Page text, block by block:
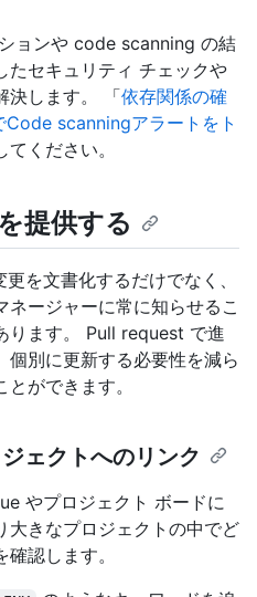
ョンや code scanning の結
たセキュリティ チェックや
決します。 「依存関係の確
Code scanningアラートをト
てください。
提供する
を文書化するだけでなく、
ネージャーに常に知らせるこ
ります。 Pull request で進
別に更新する必要性を減ら
ができます。
ェクトへのリンク
やプロジェクト ボードに
大きなプロジェクトの中でど
認します。